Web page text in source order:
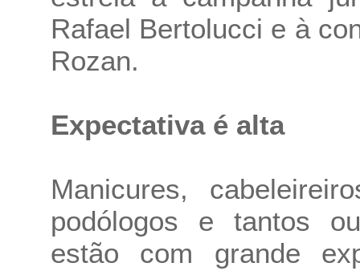
Rafael Bertolucci e à
Rozan.
Expectativa é alta
Manicures,
podólogos e tantos
estão com grande